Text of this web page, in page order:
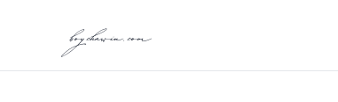
boychawin.com